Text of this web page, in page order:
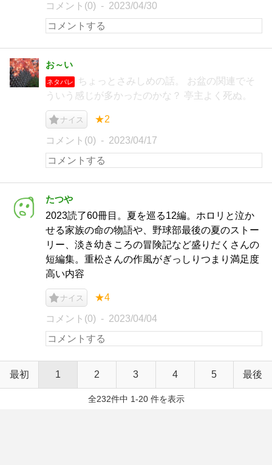
コメント(0) 2023/04/30
お～い
ネタバレ
ちょっとさみしめの話。 お盆の関連でそ
ういう感じが多かったのかな？ 亭主よく死ぬ。
ナイス ★2
コメント(0) 2023/04/17
たつや
2023読了60冊目。夏を巡る12編。ホロリと泣か
せる家族の命の物語や、野球部最後の夏のストー
リー、淡き幼きころの冒険記など盛りだくさんの
短編集。重松さんの作風がぎっしりつまり満足度
高い内容
ナイス ★4
コメント(0) 2023/04/04
最初 1 2 3 4 5 最後
全232件中 1-20 件を表示